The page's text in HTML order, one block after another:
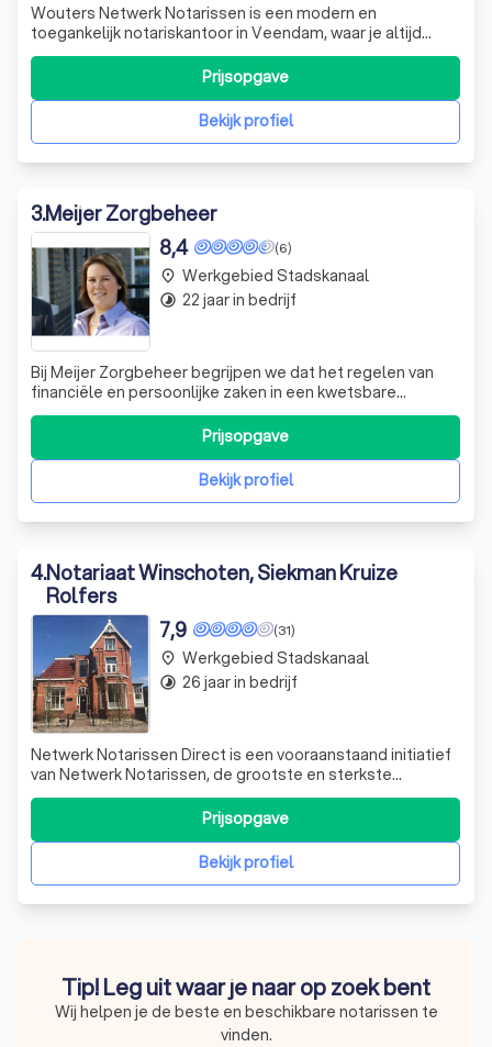
Wouters Netwerk Notarissen is een modern en
toegankelijk notariskantoor in Veendam, waar je altijd
welkom bent, zelfs zonder afspraak. Ons team van
ervaren en enthousiaste medewerkers staat klaar om je
te helpen met al je notariële behoeften. We combineren
persoonlijke hulp met de nieuwste technolog
Bekijk profiel
Prijsopgave
3.Meijer Zorgbeheer
(6)
8,4
Bij Meijer Zorgbeheer begrijpen we dat het regelen van
financiële en persoonlijke zaken in een kwetsbare
levensfase een grote uitdaging kan zijn. Wij zijn uw
betrouwbare partner, gespecialiseerd in financiële
begeleiding en mentorschap. Ons team van deskundigen
staat klaar om u te ondersteunen bij h
Bekijk profiel
Prijsopgave
place Werkgebied Stadskanaal
timelapse 22 jaar in bedrijf
4.Notariaat Winschoten, Siekman Kruize
Rolfers
(31)
7,9
Netwerk Notarissen Direct is een vooraanstaand initiatief
van Netwerk Notarissen, de grootste en sterkste
notariële gemeenschap in Nederland. Wij onderscheiden
ons door onze uitgebreide expertise en toewijding aan
het leveren van hoogwaardige notariële diensten. Onze
organisatie bestaat uit 154 nauw
Bekijk profiel
Prijsopgave
place Werkgebied Stadskanaal
timelapse 26 jaar in bedrijf
Tip! Leg uit waar je naar op zoek bent
Wij helpen je de beste en beschikbare notarissen te
vinden.